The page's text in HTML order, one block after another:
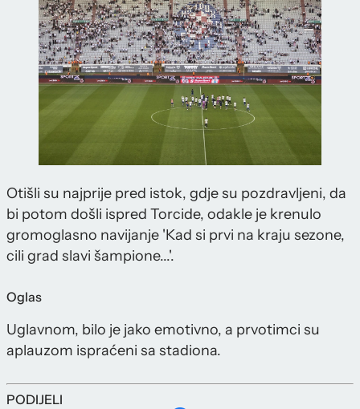
Otišli su najprije pred istok, gdje su pozdravljeni, da
bi potom došli ispred Torcide, odakle je krenulo
gromoglasno navijanje 'Kad si prvi na kraju sezone,
cili grad slavi šampione...'.
Oglas
Uglavnom, bilo je jako emotivno, a prvotimci su
aplauzom ispraćeni sa stadiona.
PODIJELI